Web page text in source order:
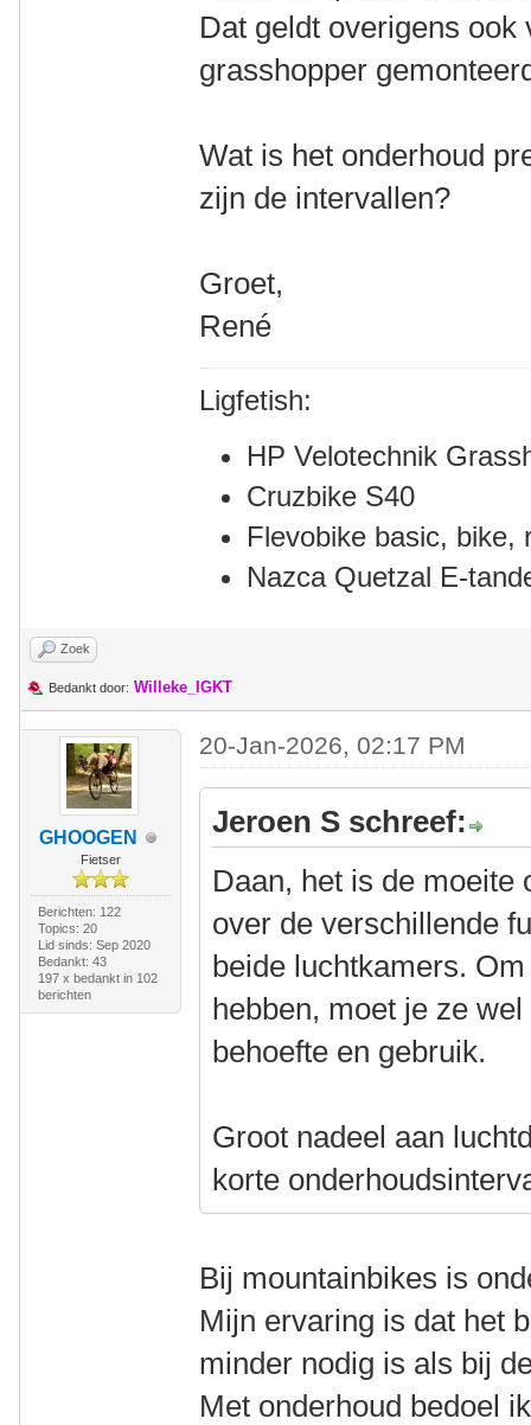
Dat geldt overigens
grasshopper
Wat is het onderhoud
zijn de intervallen?
Groet,
René
Ligfetish:
HP Velotechnik
Cruzbike S40
Flevobike basic, bike,
Nazca Quetzal E-
Zoek
Bedankt door: Willeke_IGKT
GHOOGEN
Fietser
Berichten: 122
Topics: 20
Lid sinds: Sep 2020
Bedankt: 43
197 x bedankt in 102
berichten
20-Jan-2026, 02:17 PM
Jeroen S schreef:
Daan, het is de moeite
over de verschillende
beide luchtkamers.
hebben, moet je ze
behoefte en gebruik.
Groot nadeel aan
korte
Bij mountainbikes is
Mijn ervaring is dat het
minder nodig is als bij
Met onderhoud bedoel